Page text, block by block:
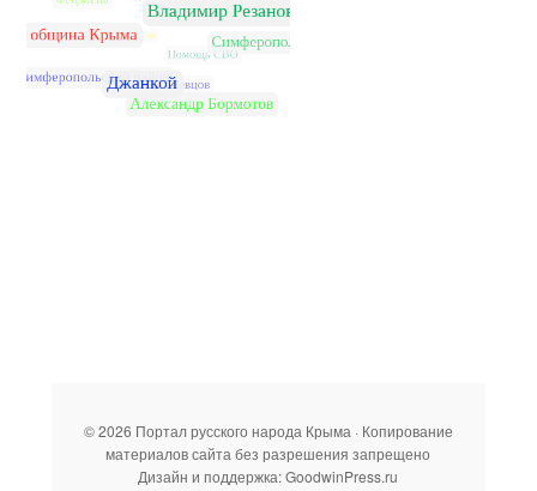
© 2026 Портал русского народа Крыма · Копирование
материалов сайта без разрешения запрещено
Дизайн и поддержка: GoodwinPress.ru